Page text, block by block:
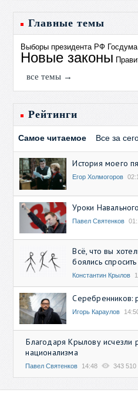
Главные темы
Выборы президента РФ
Новые законы
все темы →
Рейтинги
Самое читаемое Все за
История моего
Егор Холмогоров
Уроки Навального
Павел Святенков
Всё, что вы
боялись спросить
Константин Крылов
Серебренников:
Игорь Караулов
Благодаря Крылову исчезли
национализма
Павел Святенков 14:48 343 510